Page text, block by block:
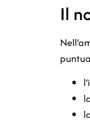
Il